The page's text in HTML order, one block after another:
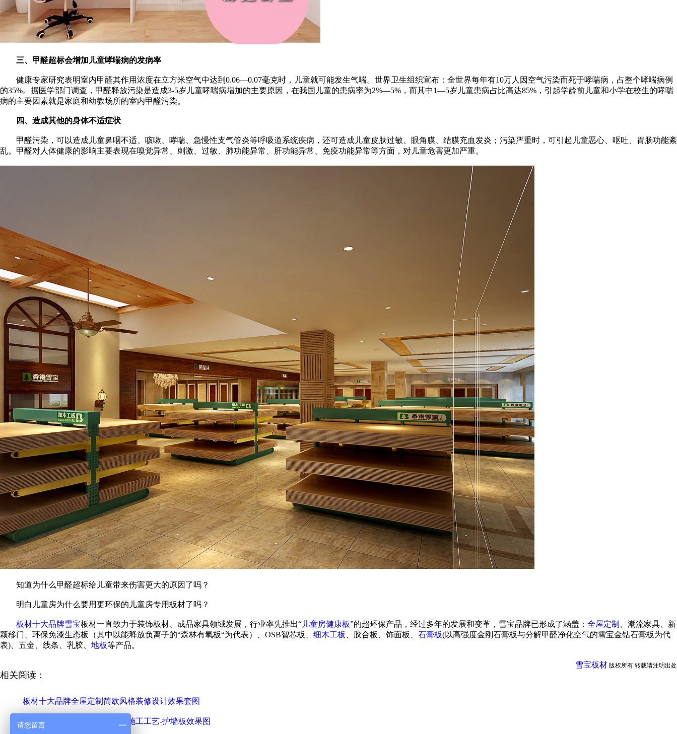
三、甲醛超标会增加儿童哮喘病的发病率
健康专家研究表明室内甲醛其作用浓度在立方米空气中达到0.06—0.07毫克时，儿童就可能发生气喘。世界卫生组织宣布：全世界每年有10万人因空气污染而死于哮喘病，占整个哮喘病例
的35%。据医学部门调查，甲醛释放污染是造成3-5岁儿童哮喘病增加的主要原因，在我国儿童的患病率为2%—5%，而其中1—5岁儿童患病占比高达85%，引起学龄前儿童和小学在校生的哮喘
病的主要因素就是家庭和幼教场所的室内甲醛污染。
四、造成其他的身体不适症状
甲醛污染，可以造成儿童鼻咽不适、咳嗽、哮喘、急慢性支气管炎等呼吸道系统疾病，还可造成儿童皮肤过敏、眼角膜、结膜充血发炎；污染严重时，可引起儿童恶心、呕吐、胃肠功能紊
乱。甲醛对人体健康的影响主要表现在嗅觉异常、刺激、过敏、肺功能异常、肝功能异常、免疫功能异常等方面，对儿童危害更加严重。
知道为什么甲醛超标给儿童带来伤害更大的原因了吗？
明白儿童房为什么要用更环保的儿童房专用板材了吗？
板材十大品牌雪宝板材一直致力于装饰板材、成品家具领域发展，行业率先推出“ 儿童房健康板”的超环保产品，经过多年的发展和变革，雪宝品牌已形成了涵盖： 全屋定制
、潮流家具、新
颖移门、环保免漆生态板（其中以能释放负离子的“森林有氧板“为代表）、OSB智芯板、 细木工板 、胶合板、饰面板、 石膏板(以高强度金刚石膏板与分解甲醛净化空气的雪宝金钻石膏板为代
表)、五金、线条、乳胶、 地板等产品。
雪宝板材 版权所有 转载请注明出处
相关阅读：
板材十大品牌全屋定制简欧风格装修设计效果套图
护墙板材十大品牌详解护墙板施工工艺-护墙板效果图
请您留言